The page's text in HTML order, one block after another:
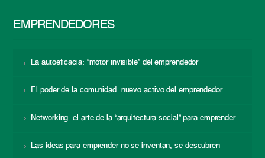
EMPRENDEDORES
La autoeficacia: “motor invisible” del emprendedor
El poder de la comunidad: nuevo activo del emprendedor
Networking: el arte de la “arquitectura social” para emprender
Las ideas para emprender no se inventan, se descubren